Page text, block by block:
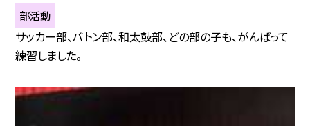
部活動
サッカー部、バトン部、和太鼓部、どの部の子も、がんばって
練習しました。